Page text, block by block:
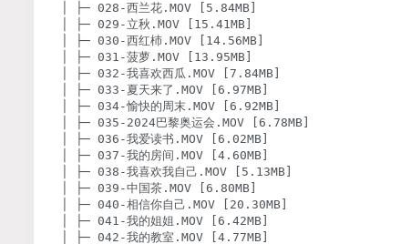
│ ├─ 028-西兰花.MOV [5.84MB]
│ ├─ 029-立秋.MOV [15.41MB]
│ ├─ 030-西红杮.MOV [14.56MB]
│ ├─ 031-菠萝.MOV [13.95MB]
│ ├─ 032-我喜欢西瓜.MOV [7.84MB]
│ ├─ 033-夏天来了.MOV [6.97MB]
│ ├─ 034-愉快的周末.MOV [6.92MB]
│ ├─ 035-2024巴黎奥运会.MOV [6.78MB]
│ ├─ 036-我爱读书.MOV [6.02MB]
│ ├─ 037-我的房间.MOV [4.60MB]
│ ├─ 038-我喜欢我自己.MOV [5.13MB]
│ ├─ 039-中国茶.MOV [6.80MB]
│ ├─ 040-相信你自己.MOV [20.30MB]
│ ├─ 041-我的姐姐.MOV [6.42MB]
│ ├─ 042-我的教室.MOV [4.77MB]